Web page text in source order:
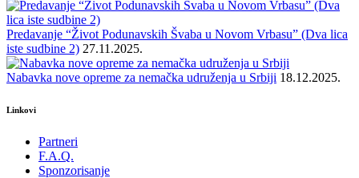
Predavanje “Život Podunavskih Švaba u Novom Vrbasu” (Dva lica
iste sudbine 2) 27.11.2025.
Nabavka nove opreme za nemačka udruženja u Srbiji 18.12.2025.
Linkovi
Partneri
F.A.Q.
Sponzorisanje